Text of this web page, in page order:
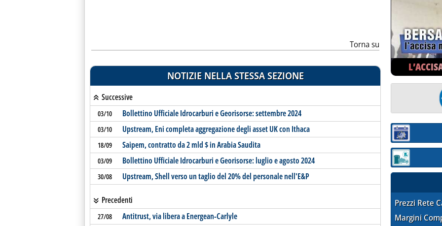
Torna su
NOTIZIE NELLA STESSA SEZIONE
Successive
03/10 Bollettino Ufficiale Idrocarburi e Georisorse: settembre 2024
03/10 Upstream, Eni completa aggregazione degli asset UK con Ithaca
18/09 Saipem, contratto da 2 mld $ in Arabia Saudita
03/09 Bollettino Ufficiale Idrocarburi e Georisorse: luglio e agosto 2024
30/08 Upstream, Shell verso un taglio del 20% del personale nell'E&P
Precedenti
27/08 Antitrust, via libera a Energean-Carlyle
Sezione:
Sezione:
Prezzi Rete
Margini